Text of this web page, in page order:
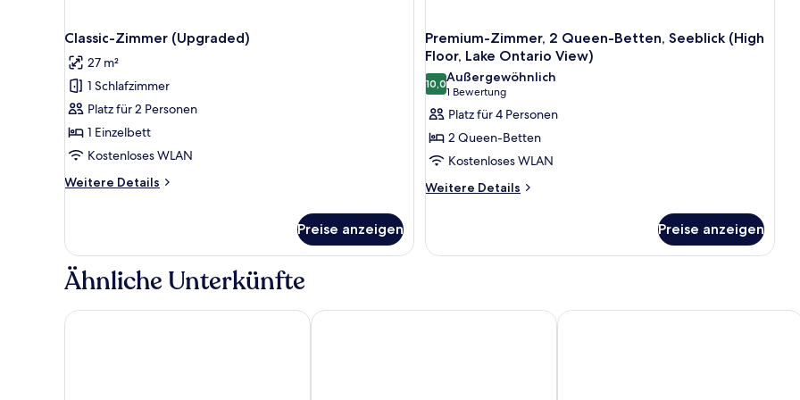
Classic-Zimmer (Upgraded)
27 m²
1 Schlafzimmer
Platz für 2 Personen
1 Einzelbett
Kostenloses WLAN
Weitere Details
Weitere
Zimmer
(Upgraded)
Preise anzeigen
Premium-Zimmer, 2 Queen-Betten, Seeblick (High
Floor, Lake Ontario View)
10,010,0 von 10
Außergewöhnlich
1 Bewertung
(1
Bewertung)
Platz für 4 Personen
2 Queen-Betten
Kostenloses WLAN
Weitere Details
Weitere
Zimmer,
(High
Preise anzeigen
Ähnliche Unterkünfte
Fairmont Royal York Delta Hotels by Marriott Toronto Hyatt Place Toronto Airport